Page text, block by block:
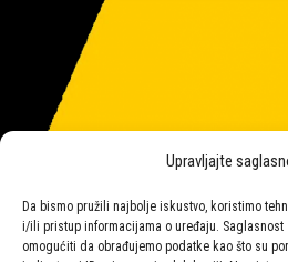
Upravljajte
Da bismo pružili najbolje iskustvo, koristimo
i/ili pristup informacijama o uređaju. Saglasnost
omogućiti da obrađujemo podatke kao što su